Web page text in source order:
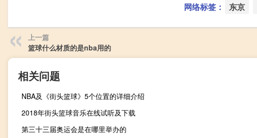
网络标签： 东京
上一篇
篮球什么材质的是nba用的
相关问题
NBA及《街头篮球》5个位置的详细介绍
2018年街头篮球音乐在线试听及下载
第三十三届奥运会是在哪里举办的